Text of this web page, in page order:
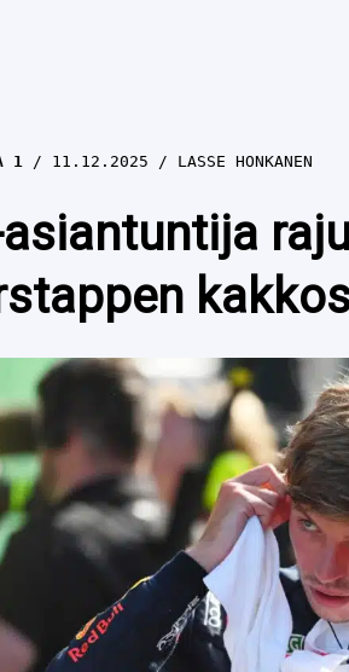
1 11.12.2025 LASSE HONKANEN
asiantuntija